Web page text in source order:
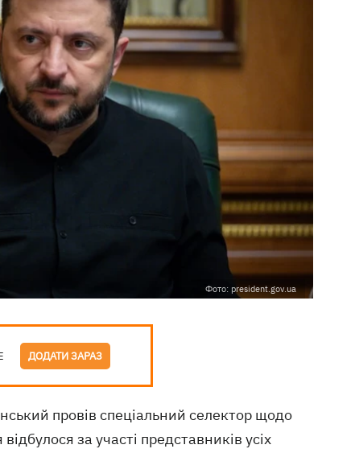
Фото: president.gov.ua
ДОДАТИ ЗАРАЗ
провів спеціальний селектор щодо
за участі представників усіх